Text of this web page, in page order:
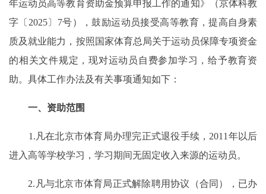
年运动员高等教育资助金预算申报工作的通知》（京体科教
字〔2025〕7号），鼓励运动员接受高等教育，提高自身素
质及就业能力，按照国家体育总局关于运动员保障专项资金
的相关文件规定，现对运动员自费参加学习，给予教育资
助。具体工作办法及有关事项通知如下：
一、资助范围
1.凡在北京市体育局办理完正式退役手续，2011年以后
进入高等学校学习，学习期间无固定收入来源的运动员。
2.凡与北京市体育局正式解除聘用协议（合同），已办